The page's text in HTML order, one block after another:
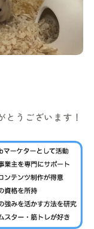
とうございます！